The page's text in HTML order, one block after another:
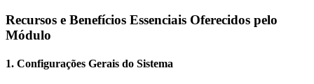
Recursos e Benefícios Essenciais Oferecidos pelo
Módulo
1. Configurações Gerais do Sistema